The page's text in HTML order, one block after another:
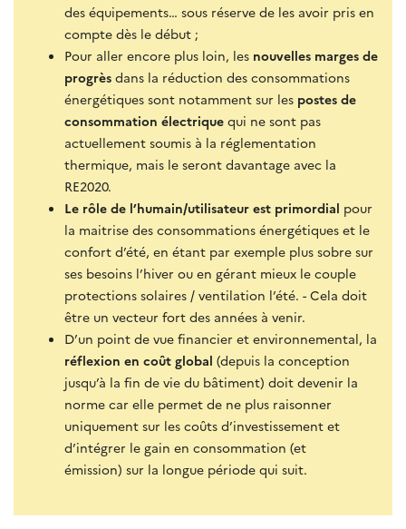
des équipements… sous réserve de les avoir pris en
compte dès le début ;
Pour aller encore plus loin, les nouvelles marges de
progrès dans la réduction des consommations
énergétiques sont notamment sur les postes de
consommation électrique qui ne sont pas
actuellement soumis à la réglementation
thermique, mais le seront davantage avec la
RE2020.
Le rôle de l’humain/utilisateur est primordial pour
la maitrise des consommations énergétiques et le
confort d’été, en étant par exemple plus sobre sur
ses besoins l’hiver ou en gérant mieux le couple
protections solaires / ventilation l’été. - Cela doit
être un vecteur fort des années à venir.
D’un point de vue financier et environnemental, la
réflexion en coût global (depuis la conception
jusqu’à la fin de vie du bâtiment) doit devenir la
norme car elle permet de ne plus raisonner
uniquement sur les coûts d’investissement et
d’intégrer le gain en consommation (et
émission) sur la longue période qui suit.